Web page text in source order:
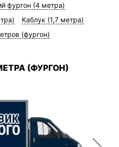
фургон (4 метра)
Каблук (1,7 метра)
(фургон)
(ФУРГОН)